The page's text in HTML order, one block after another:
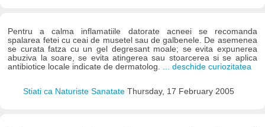
Pentru a calma inflamatiile datorate acneei se recomanda
spalarea fetei cu ceai de musetel sau de galbenele. De asemenea
se curata fatza cu un gel degresant moale; se evita expunerea
abuziva la soare, se evita atingerea sau stoarcerea si se aplica
antibiotice locale indicate de dermatolog. ... deschide curiozitatea
Stiati ca Naturiste Sanatate Thursday, 17 February 2005